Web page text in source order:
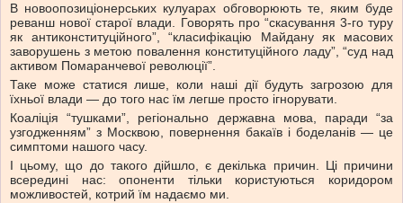
В новоопозиціонерських кулуарах обговорюють те, яким буде
реванш нової старої влади. Говорять про “скасування 3-го туру
як антиконституційного”, “класифікацію Майдану як масових
заворушень з метою повалення конституційного ладу”, “суд над
активом Помаранчевої революції”.
Таке може статися лише, коли наші дії будуть загрозою для
їхньої влади — до того нас їм легше просто ігнорувати.
Коаліція “тушками”, регіонально державна мова, паради “за
узгодженням” з Москвою, повернення бакаїв і боделанів — це
симптоми нашого часу.
І цьому, що до такого дійшло, є декілька причин. Ці причини
всередині нас: опоненти тільки користуються коридором
можливостей, котрий їм надаємо ми.